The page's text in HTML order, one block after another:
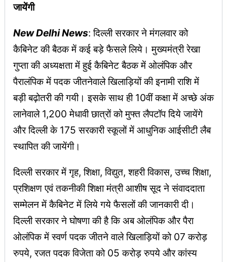
जायेंगी
New Delhi News: दिल्ली सरकार ने मंगलवार को
कैबिनेट की बैठक में कई बड़े फैसले लिये। मुख्यमंत्री रेखा
गुप्ता की अध्यक्षता में हुई कैबिनेट बैठक में ओलंपिक और
पैरालंपिक में पदक जीतनेवाले खिलाड़ियों की इनामी राशि में
बड़ी बढ़ोतरी की गयी। इसके साथ ही 10वीं कक्षा में अच्छे अंक
लानेवाले 1,200 मेधावी छात्रों को मुफ्त लैपटॉप दिये जायेंगे
और दिल्ली के 175 सरकारी स्कूलों में आधुनिक आईसीटी लैब
स्थापित की जायेंगी।
दिल्ली सरकार में गृह, शिक्षा, विद्युत, शहरी विकास, उच्च शिक्षा,
प्रशिक्षण एवं तकनीकी शिक्षा मंत्री आशीष सूद ने संवाददाता
सम्मेलन में कैबिनेट में लिये गये फैसलों की जानकारी दी।
दिल्ली सरकार ने घोषणा की है कि अब ओलंपिक और पैरा
ओलंपिक में स्वर्ण पदक जीतने वाले खिलाड़ियों को 07 करोड़
रुपये, रजत पदक विजेता को 05 करोड़ रुपये और कांस्य